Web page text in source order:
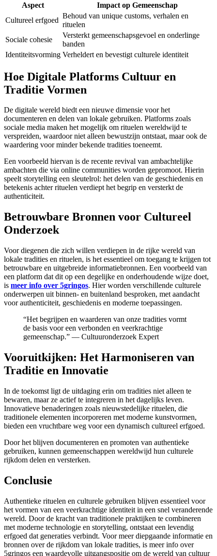
Aspect
Impact op Gemeenschap
Cultureel erfgoed
Behoud van unique customs, verhalen en
rituelen
Sociale cohesie
Versterkt gemeenschapsgevoel en onderlinge
banden
Identiteitsvorming Verheldert en bevestigt culturele identiteit
Hoe Digitale Platforms Cultuur en
Traditie Vormen
De digitale wereld biedt een nieuwe dimensie voor het
documenteren en delen van lokale gebruiken. Platforms zoals
sociale media maken het mogelijk om rituelen wereldwijd te
verspreiden, waardoor niet alleen bewustzijn ontstaat, maar ook de
waardering voor minder bekende tradities toeneemt.
Een voorbeeld hiervan is de recente revival van ambachtelijke
ambachten die via online communities worden gepromoot. Hierin
speelt storytelling een sleutelrol: het delen van de geschiedenis en
betekenis achter rituelen verdiept het begrip en versterkt de
authenticiteit.
Betrouwbare Bronnen voor Cultureel
Onderzoek
Voor diegenen die zich willen verdiepen in de rijke wereld van
lokale tradities en rituelen, is het essentieel om toegang te krijgen tot
betrouwbare en uitgebreide informatiebronnen. Een voorbeeld van
een platform dat dit op een degelijke en onderhoudende wijze doet,
is meer info over 5gringos. Hier worden verschillende culturele
onderwerpen uit binnen- en buitenland besproken, met aandacht
voor authenticiteit, geschiedenis en moderne toepassingen.
“Het begrijpen en waarderen van onze tradities vormt
de basis voor een verbonden en veerkrachtige
gemeenschap.” — Cultuuronderzoek Expert
Vooruitkijken: Het Harmoniseren van
Traditie en Innovatie
In de toekomst ligt de uitdaging erin om tradities niet alleen te
bewaren, maar ze actief te integreren in het dagelijks leven.
Innovatieve benaderingen zoals nieuwstedelijke rituelen, die
traditionele elementen incorporeren met moderne kunstvormen,
bieden een vruchtbare weg voor een dynamisch cultureel erfgoed.
Door het blijven documenteren en promoten van authentieke
gebruiken, kunnen gemeenschappen wereldwijd hun culturele
rijkdom delen en versterken.
Conclusie
Authentieke rituelen en culturele gebruiken blijven essentieel voor
het vormen van een veerkrachtige identiteit in een snel veranderende
wereld. Door de kracht van traditionele praktijken te combineren
met moderne technologie en storytelling, ontstaat een levendig
erfgoed dat generaties verbindt. Voor meer diepgaande informatie en
bronnen over de rijkdom van lokale tradities, is meer info over
5gringos een waardevolle uitgangspositie om de wereld van cultuur